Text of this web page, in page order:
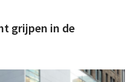
grijpen in de